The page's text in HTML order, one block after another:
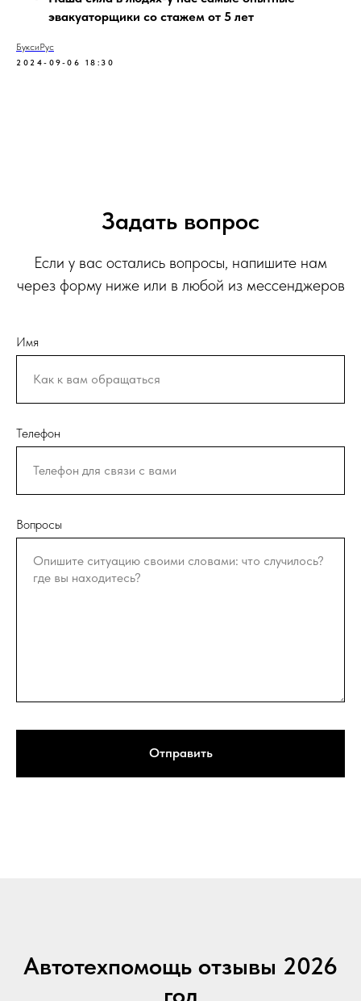
эвакуаторщики со стажем от 5 лет
БуксиРус
2024-09-06 18:30
Задать вопрос
Если у вас остались вопросы, напишите нам
через форму ниже или в любой из мессенджеров
Имя
Телефон
Вопросы
Отправить
Автотехпомощь отзывы 2026
год